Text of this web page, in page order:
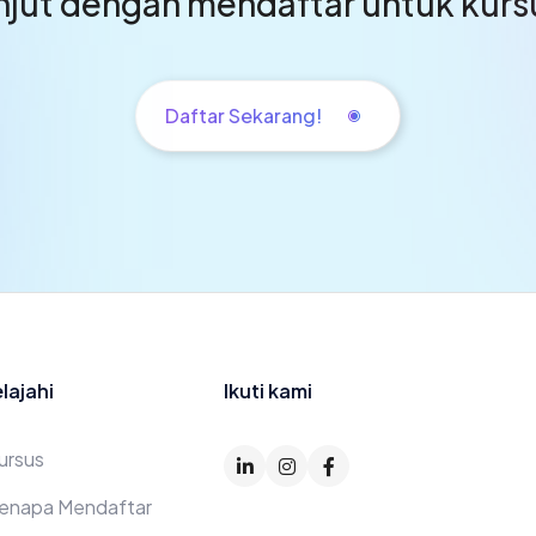
Daftar Sekarang!
Mendaftar
Ikuti kami